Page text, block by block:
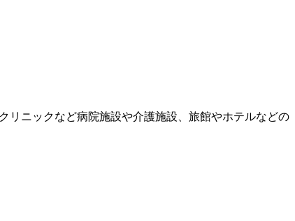
リニックなど病院施設や介護施設、旅館やホテルなどの